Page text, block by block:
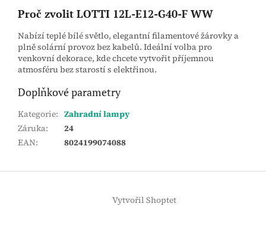
Proč zvolit LOTTI 12L‑E12‑G40‑F WW
Nabízí teplé bílé světlo, elegantní filamentové žárovky a
plně solární provoz bez kabelů. Ideální volba pro
venkovní dekorace, kde chcete vytvořit příjemnou
atmosféru bez starostí s elektřinou.
Doplňkové parametry
Kategorie: Zahradní lampy
Záruka:
24
EAN: 8024199074088
Z
Vytvořil Shoptet